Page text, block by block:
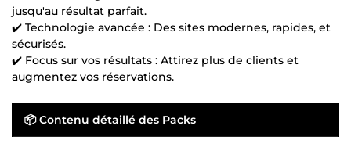
jusqu'au résultat parfait.
✔️ Technologie avancée : Des sites modernes, rapides, et
sécurisés.
✔️ Focus sur vos résultats : Attirez plus de clients et
augmentez vos réservations.
📦 Contenu détaillé des Packs